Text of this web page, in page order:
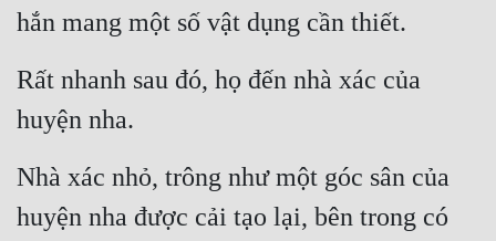
hắn mang một số vật dụng cần thiết.
Rất nhanh sau đó, họ đến nhà xác của
huyện nha.
Nhà xác nhỏ, trông như một góc sân của
huyện nha được cải tạo lại, bên trong có